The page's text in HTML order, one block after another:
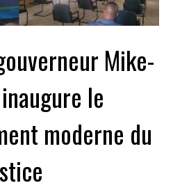
Mike-
le
moderne du